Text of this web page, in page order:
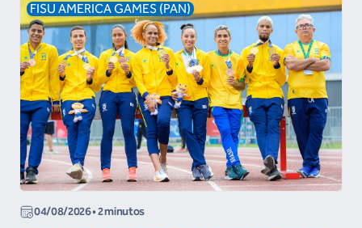
FISU AMERICA GAMES (PAN)
04/08/2026 • 2 minutos